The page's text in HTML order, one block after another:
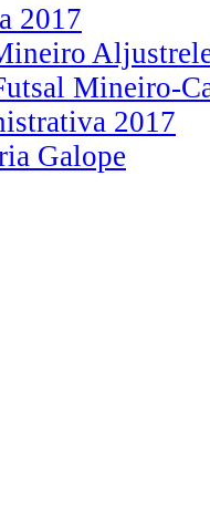
2017
Mineiro-
2017
Galope